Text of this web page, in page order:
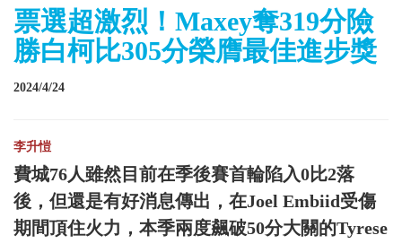
票選超激烈！Maxey奪319分險
勝白柯比305分榮膺最佳進步獎
2024/4/24
李升愷
費城76人雖然目前在季後賽首輪陷入0比2落
後，但還是有好消息傳出，在Joel Embiid受傷
期間頂住火力，本季兩度飆破50分大關的Tyrese